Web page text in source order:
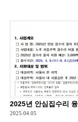
2025년 안심집수리
2025.04.05